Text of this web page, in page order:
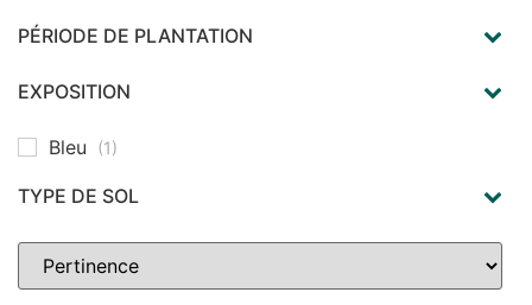
septembre (1)
PÉRIODE DE PLANTATION
automne
EXPOSITION
Bleu (1)
TYPE DE SOL
Tous types de sols (1)
Sort Products